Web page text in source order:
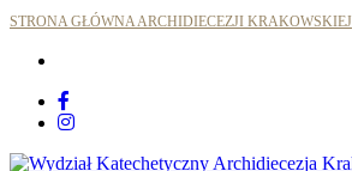
STRONA GŁÓWNA ARCHIDIECEZJI KRAKOWSKIEJ